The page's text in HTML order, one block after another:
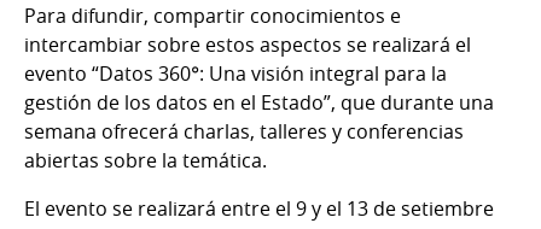
Para difundir, compartir conocimientos e
intercambiar sobre estos aspectos se realizará el
evento “Datos 360°: Una visión integral para la
gestión de los datos en el Estado”, que durante una
semana ofrecerá charlas, talleres y conferencias
abiertas sobre la temática.
El evento se realizará entre el 9 y el 13 de setiembre